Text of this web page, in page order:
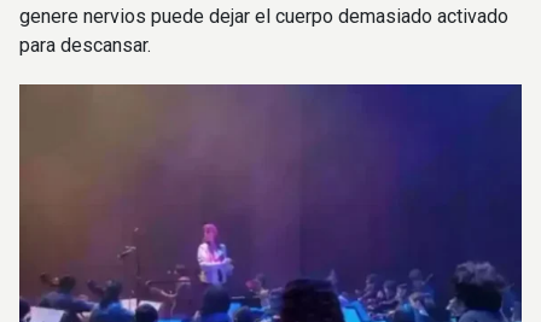
genere nervios puede dejar el cuerpo demasiado activado
para descansar.